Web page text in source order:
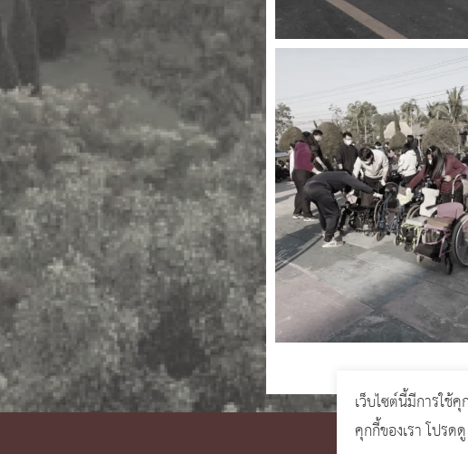
เว็บไซต์นี้มีการใช้
คุกกี้ของเรา โปรด